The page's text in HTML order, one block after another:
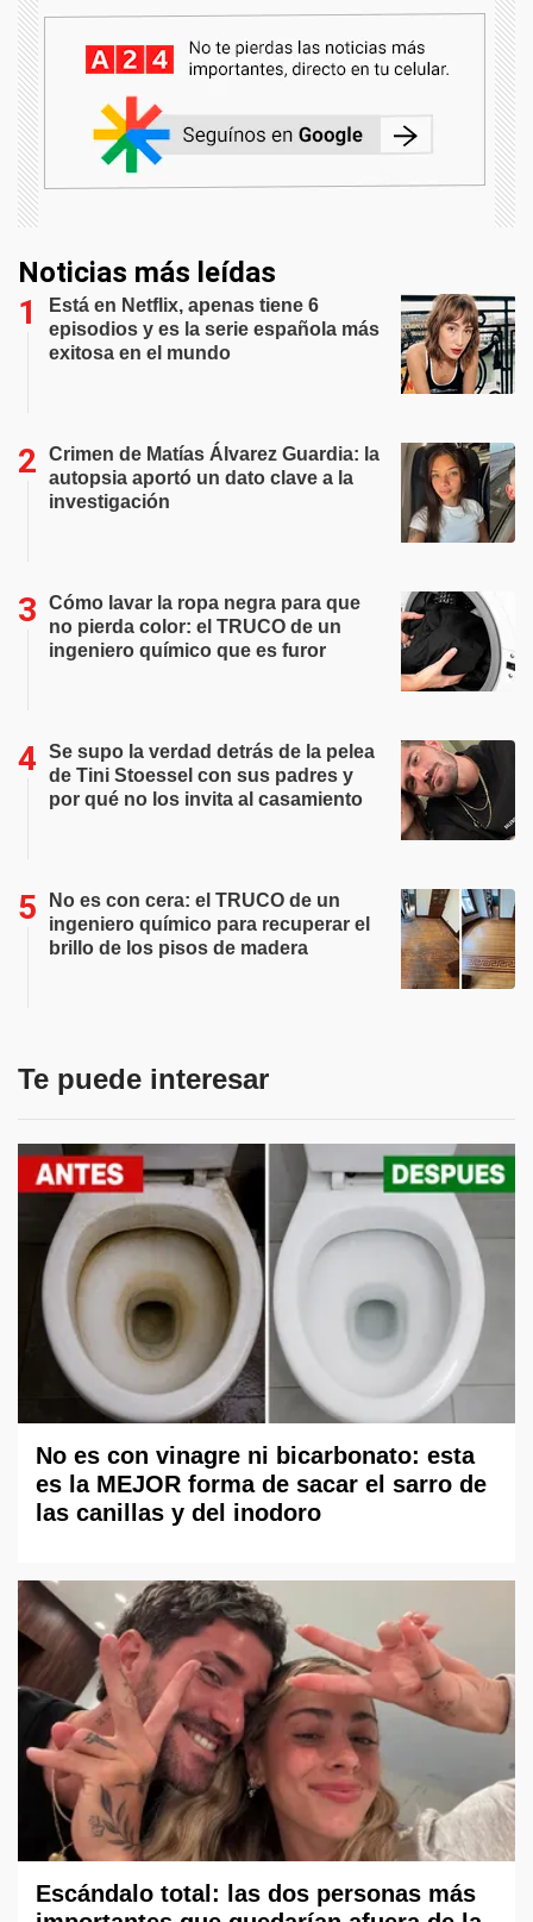
Noticias más leídas
Está en Netflix, apenas tiene 6
episodios y es la serie española más
exitosa en el mundo
Crimen de Matías Álvarez Guardia: la
autopsia aportó un dato clave a la
investigación
Cómo lavar la ropa negra para que
no pierda color: el TRUCO de un
ingeniero químico que es furor
Se supo la verdad detrás de la pelea
de Tini Stoessel con sus padres y
por qué no los invita al casamiento
No es con cera: el TRUCO de un
ingeniero químico para recuperar el
brillo de los pisos de madera
Te puede interesar
No es con vinagre ni bicarbonato: esta
es la MEJOR forma de sacar el sarro de
las canillas y del inodoro
Escándalo total: las dos personas más